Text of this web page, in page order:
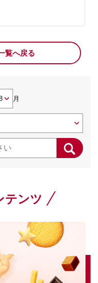
覧へ戻る
月
テンツ